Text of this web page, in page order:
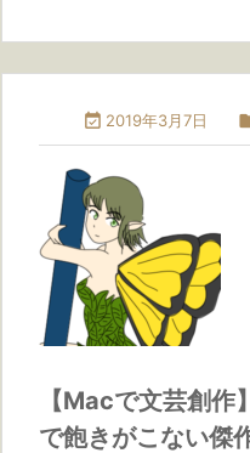
 2019年3月7日
【Macで文芸創
で飽きがこない傑